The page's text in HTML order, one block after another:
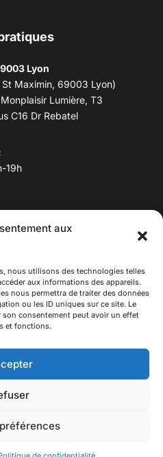
aux
nous utilisons des technologies telles
aux informations des appareils.
nous permettra de traiter des données
ou les ID uniques sur ce site. Le
consentement peut avoir un effet
et fonctions.
Lyon
Maximin, 69003 Lyon)
Lumière, T3
C16 Dr Rebatel
19h
40